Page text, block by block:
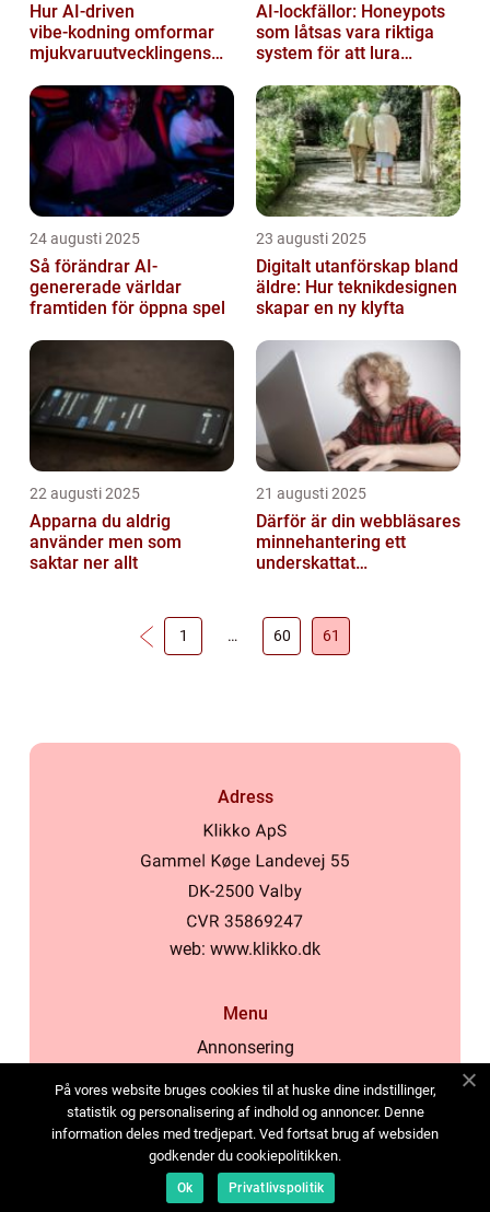
Hur AI‑driven
vibe‑kodning omformar
mjukvaruutvecklingens
AI-lockfällor: Honeypots
som låtsas vara riktiga
system för att lura
24 augusti 2025
Så förändrar AI-
genererade världar
framtiden för öppna spel
23 augusti 2025
Digitalt utanförskap bland
äldre: Hur teknikdesignen
skapar en ny klyfta
22 augusti 2025
Apparna du aldrig
använder men som
saktar ner allt
21 augusti 2025
Därför är din webbläsares
minnehantering ett
underskattat
1 … 60 61
Adress
web: www.klikko.dk
Menu
Annonsering
Cookies
Kontakta oss
Sitemap
På vores website bruges cookies til at huske dine indstillinger,
statistik og personalisering af indhold og annoncer. Denne
information deles med tredjepart. Ved fortsat brug af websiden
godkender du cookiepolitikken.
Ok Privatlivspolitik